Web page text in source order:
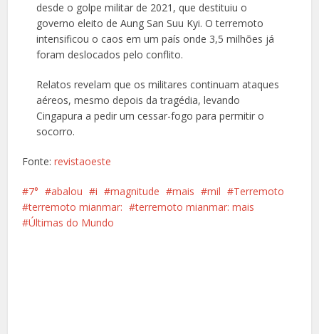
desde o golpe militar de 2021, que destituiu o
governo eleito de Aung San Suu Kyi. O terremoto
intensificou o caos em um país onde 3,5 milhões já
foram deslocados pelo conflito.
Relatos revelam que os militares continuam ataques
aéreos, mesmo depois da tragédia, levando
Cingapura a pedir um cessar-fogo para permitir o
socorro.
Fonte:revistaoeste
7° abalou i magnitude mais mil
Terremoto
terremoto mianmar:
terremoto mianmar: mais
Últimas do Mundo